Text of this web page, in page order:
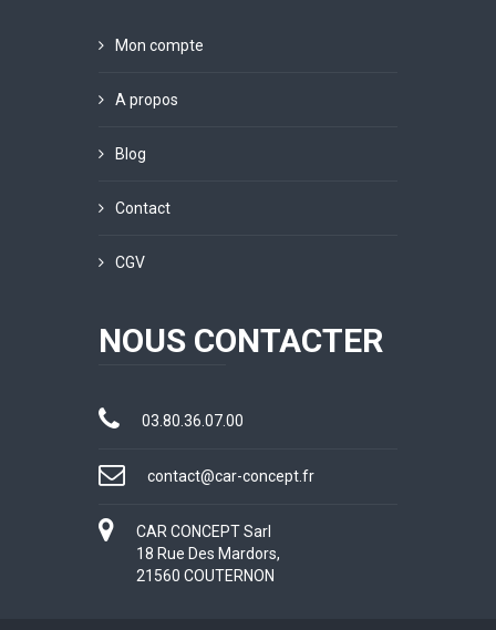
Mon compte
A propos
Blog
Contact
CGV
NOUS CONTACTER
03.80.36.07.00
contact@car-concept.fr
CAR CONCEPT Sarl
18 Rue Des Mardors,
21560 COUTERNON